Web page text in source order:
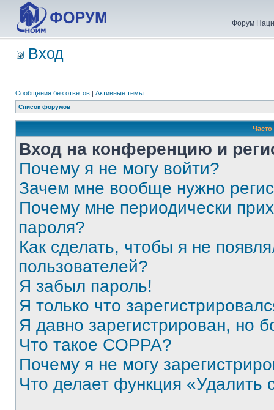
Форум
Вход
Сообщения без ответов | Активные темы
Список форумов
Вход на конференцию и
Почему я не могу войти?
Зачем мне вообще нужно
Почему мне периодически
пароля?
Как сделать, чтобы я не
пользователей?
Я забыл пароль!
Я только что
Я давно зарегистрирован, но
Что такое COPPA?
Почему я не могу
Что делает функция «Удалить